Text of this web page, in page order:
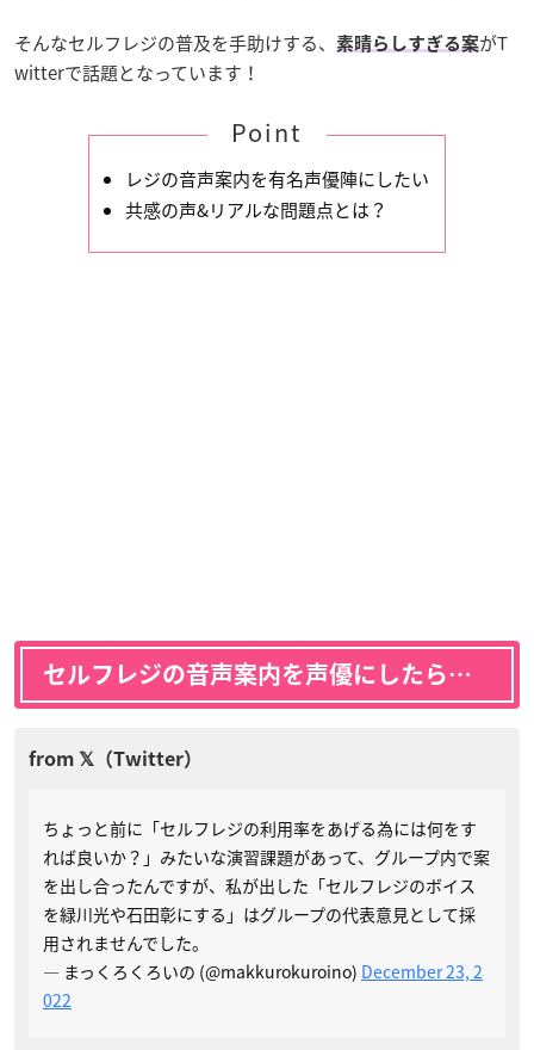
そんなセルフレジの普及を手助けする、 素晴らしすぎる案がT
witterで話題となっています！
Point
レジの音声案内を有名声優陣にしたい
共感の声&リアルな問題点とは？
セルフレジの音声案内を声優にしたら…
ちょっと前に「セルフレジの利用率をあげる為には何をす
れば良いか？」みたいな演習課題があって、グループ内で案
を出し合ったんですが、私が出した「セルフレジのボイス
を緑川光や石田彰にする」はグループの代表意見として採
用されませんでした。
— まっくろくろいの (@makkurokuroino) December 23, 2
022